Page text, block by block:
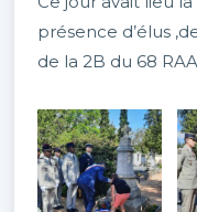
présence d’élus
de la 2B du 68